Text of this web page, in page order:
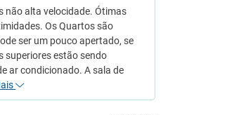
não alta velocidade. Ótimas
Os Quartos são
ser um pouco apertado, se
superiores estão sendo
ar condicionado. A sala de